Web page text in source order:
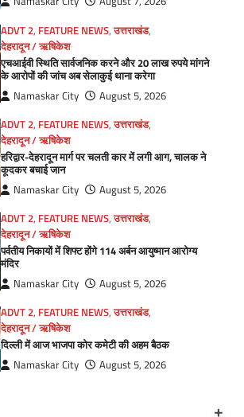
ADVT 2, FEATURE NEWS,उत्तराखंड,
देहरादून / ऋषिकेश
एचआईवी स्थिति सार्वजनिक करने और 20 लाख रुपये मांगने
के आरोपों की जांच अब सेलाकुई थाना करेगा
Namaskar City
August 5, 2026
ADVT 2, FEATURE NEWS,उत्तराखंड,
देहरादून / ऋषिकेश
हरिद्वार-देहरादून मार्ग पर चलती कार में लगी आग, चालक ने
कूदकर बचाई जान
Namaskar City
August 5, 2026
ADVT 2, FEATURE NEWS,उत्तराखंड,
देहरादून / ऋषिकेश
पर्वतीय निकायों में शिफ्ट होंगे 114 अर्बन आयुष्मान आरोग्य
मंदिर
Namaskar City
August 5, 2026
ADVT 2, FEATURE NEWS,उत्तराखंड,
देहरादून / ऋषिकेश
दिल्ली में आज भाजपा कोर कमेटी की अहम बैठक
Namaskar City August 5, 2026
+